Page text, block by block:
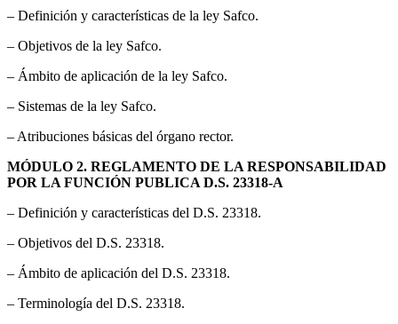
– Definición y características de la ley Safco.
– Objetivos de la ley Safco.
– Ámbito de aplicación de la ley Safco.
– Sistemas de la ley Safco.
– Atribuciones básicas del órgano rector.
MÓDULO 2. REGLAMENTO DE LA RESPONSABILIDAD
POR LA FUNCIÓN PUBLICA D.S. 23318-A
– Definición y características del D.S. 23318.
– Objetivos del D.S. 23318.
– Ámbito de aplicación del D.S. 23318.
– Terminología del D.S. 23318.